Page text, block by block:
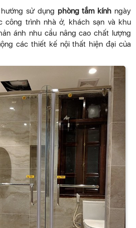
hướng sử dụng phòng tắm kính ngày
công trình nhà ở, khách sạn và khu
ánh nhu cầu nâng cao chất lượng
các thiết kế nội thất hiện đại của